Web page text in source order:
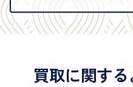
買取に関す